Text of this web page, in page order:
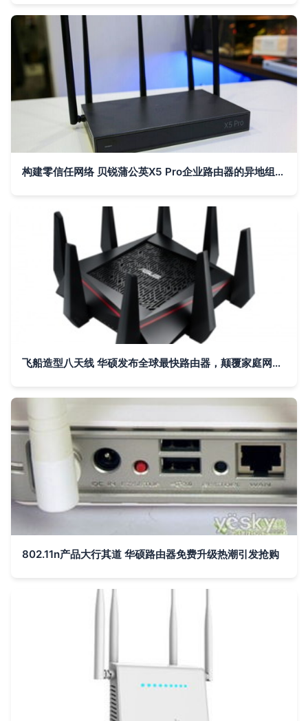
构建零信任网络 贝锐蒲公英X5 Pro企业路由器的异地组网实践
飞船造型八天线 华硕发布全球最快路由器，颠覆家庭网络体验
802.11n产品大行其道 华硕路由器免费升级热潮引发抢购